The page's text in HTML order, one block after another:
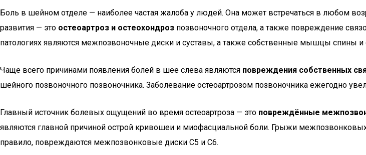
Боль в шейном отделе — наиболее частая жалоба у людей. Она может встречаться в любом
развития — это остеоартроз и остеохондроз позвоночного отдела, а также повреждение
патологиях являются межпозвоночные диски и суставы, а также собственные мышцы спины и
Чаще всего причинами появления болей в шее слева являются повреждения собственных
шейного позвоночного позвоночника. Заболевание остеоартрозом позвоночника ежегодно
Главный источник болевых ощущений во время остеоартроза — это повреждённые
являются главной причиной острой кривошеи и миофасциальной боли. Грыжи
правило, повреждаются межпозвонковые диски C5 и C6.